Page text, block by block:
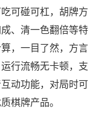
可碰可杠，胡牌方
、清一色翻倍等特
，一目了然，方言
行流畅无卡顿，支
动功能，对局时可
棋牌产品。